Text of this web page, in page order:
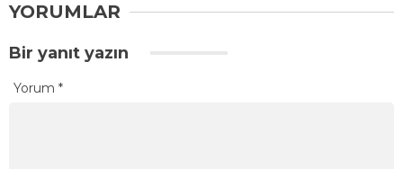
YORUMLAR
Bir yanıt yazın
Yorum *